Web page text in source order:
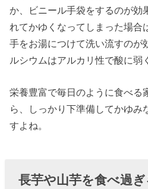
か、ビニール手袋をするのが効
れてかゆくなってしまった場合
手をお湯につけて洗い流すのが
ルシウムはアルカリ性で酸に弱
栄養豊富で毎日のように食べる
ら、しっかり下準備してかゆみ
すよね。
長芋や山芋を食べ過